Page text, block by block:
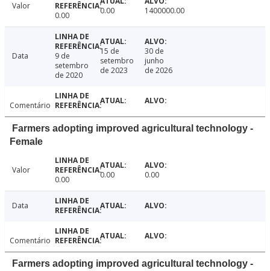
Valor
0.00
0.00 1400000.00
Data
9 de
setembro
de 2020
15 de
setembro
de 2023
30 de
junho
de 2026
Comentário
Farmers adopting improved agricultural technology -
Female
Valor
0.00
0.00 0.00
Data
Comentário
Farmers adopting improved agricultural technology -